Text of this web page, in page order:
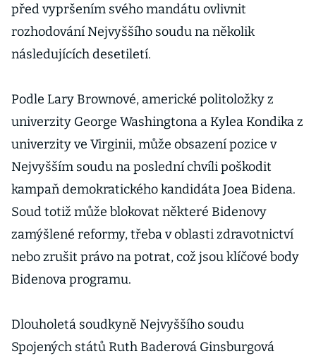
před vypršením svého mandátu ovlivnit
rozhodování Nejvyššího soudu na několik
následujících desetiletí.
Podle Lary Brownové, americké politoložky z
univerzity George Washingtona a Kylea Kondika z
univerzity ve Virginii, může obsazení pozice v
Nejvyšším soudu na poslední chvíli poškodit
kampaň demokratického kandidáta Joea Bidena.
Soud totiž může blokovat některé Bidenovy
zamýšlené reformy, třeba v oblasti zdravotnictví
nebo zrušit právo na potrat, což jsou klíčové body
Bidenova programu.
Dlouholetá soudkyně Nejvyššího soudu
Spojených států Ruth Baderová Ginsburgová